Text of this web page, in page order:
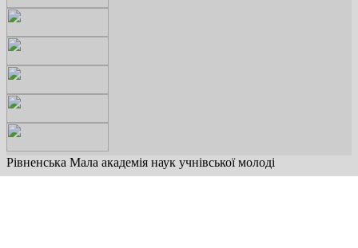
Рівненська Мала академія наук учнівської молоді